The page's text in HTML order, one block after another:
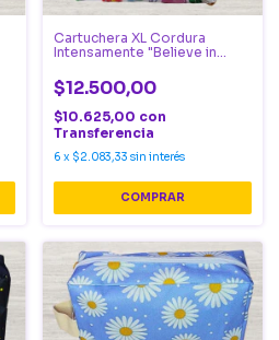
Cartuchera XL Cordura
Intensamente "Believe in
$12.500,00
$10.625,00 con
Transferencia
6 x $2.083,33 sin interés